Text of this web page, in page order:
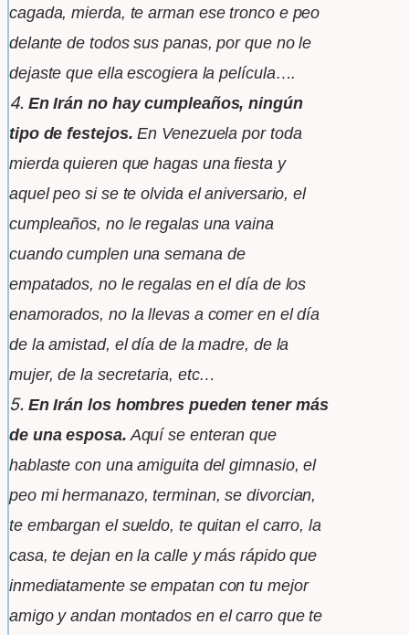
cagada, mierda, te arman ese tronco e peo
delante de todos sus panas, por que no le
dejaste que ella escogiera la película….
4. En Irán no hay cumpleaños, ningún
tipo de festejos. En Venezuela por toda
mierda quieren que hagas una fiesta y
aquel peo si se te olvida el aniversario, el
cumpleaños, no le regalas una vaina
cuando cumplen una semana de
empatados, no le regalas en el día de los
enamorados, no la llevas a comer en el día
de la amistad, el día de la madre, de la
mujer, de la secretaria, etc…
5. En Irán los hombres pueden tener más
de una esposa. Aquí se enteran que
hablaste con una amiguita del gimnasio, el
peo mi hermanazo, terminan, se divorcian,
te embargan el sueldo, te quitan el carro, la
casa, te dejan en la calle y más rápido que
inmediatamente se empatan con tu mejor
amigo y andan montados en el carro que te